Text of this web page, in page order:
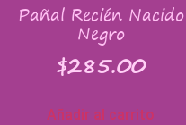
Pañal Recién Nacido
Negro
$285.00
Añadir al carrito